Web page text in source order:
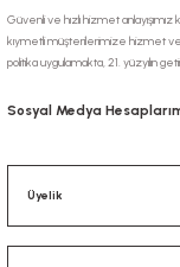
Güvenli ve hızlı hizmet
kıymetli müşterilerimize hizmet
politika uygulamakta, 21. yüzyılın
Sosyal Medya
Üyelik